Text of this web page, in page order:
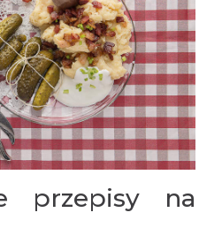
przepisy na